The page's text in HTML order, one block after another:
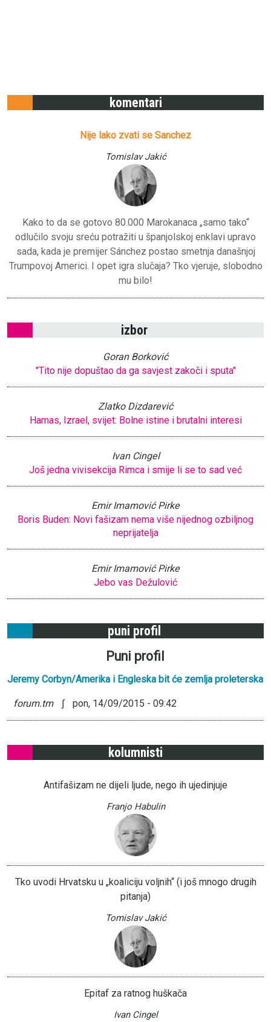
komentari
Nije lako zvati se Sanchez
Tomislav Jakić
Kako to da se gotovo 80.000 Marokanaca „samo tako“
odlučilo svoju sreću potražiti u španjolskoj enklavi upravo
sada, kada je premijer Sánchez postao smetnja današnjoj
Trumpovoj Americi. I opet igra slučaja? Tko vjeruje, slobodno
mu bilo!
izbor
Goran Borković
"Tito nije dopuštao da ga savjest zakoči i sputa"
Zlatko Dizdarević
Hamas, Izrael, svijet: Bolne istine i brutalni interesi
Ivan Cingel
Još jedna vivisekcija Rimca i smije li se to sad već
Emir Imamović Pirke
Boris Buden: Novi fašizam nema više nijednog ozbiljnog
neprijatelja
Emir Imamović Pirke
Jebo vas Dežulović
puni profil
Puni profil
Jeremy Corbyn/Amerika i Engleska bit će zemlja proleterska
forum.tm ∫ pon, 14/09/2015 - 09:42
kolumnisti
Antifašizam ne dijeli ljude, nego ih ujedinjuje
Franjo Habulin
Tko uvodi Hrvatsku u „koaliciju voljnih“ (i još mnogo drugih
pitanja)
Tomislav Jakić
Epitaf za ratnog huškača
Ivan Cingel